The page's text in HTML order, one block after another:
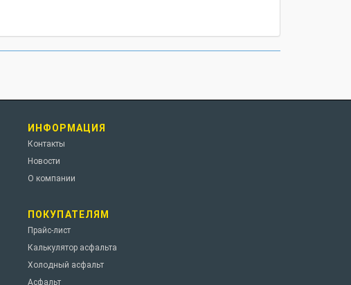
ИНФОРМАЦИЯ
Контакты
Новости
О компании
ПОКУПАТЕЛЯМ
Прайс-лист
Калькулятор асфальта
Холодный асфальт
Асфальт